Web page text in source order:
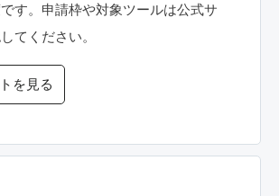
す。申請枠や対象ツールは公式サ
てください。
を見る